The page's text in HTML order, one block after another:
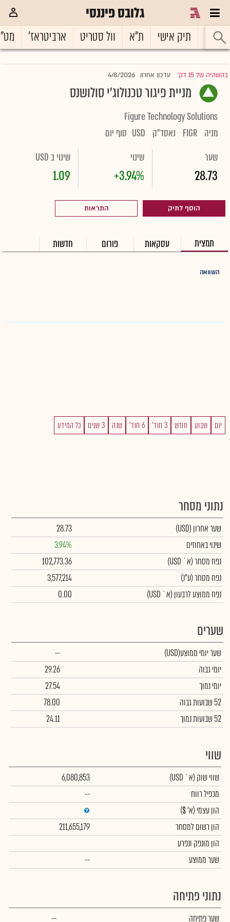
גלובס פיננסי
ראשי תיק אישי ת"א וול סטריט ארביטראז'
בהשהיה של 15 דק' |עדכון אחרון 4/8/2026
מניית פיגור טכנולוג'י סולושנס
Figure Technology Solutions
מניה FIGR נאסד"ק USD סוף יום
שער
28.73
שינוי
+3.94%
שינוי ב USD
1.09
הוסף לתיק התראות
תמצית עסקאות פורום חדשות
השוואה
יום שבוע חודש 3 חוד' 6 חוד' שנה 3 שנים כל המידע
נתוני מסחר
שער אחרון (USD)
28.73
שינוי באחוזים
3.94%
נפח מסחר(א` USD)
102,773.36
נפח מסחר(ע"נ)
3,577,214
נפח ממוצע לרבעון (א` USD)
0.00
שערים
שער יומי ממוצע(USD)
--
יומי גבוה
29.26
יומי נמוך
27.54
52 שבועות גבוה
78.00
52 שבועות נמוך
24.11
שווי
שווי שוק (א` USD)
6,080,853
מכפיל רווח
--
הון עצמי (א' $)
הון רשום למסחר
211,655,179
הון מונפק ונפרע
שער ממוצע
--
נתוני פתיחה
שער פתיחה --